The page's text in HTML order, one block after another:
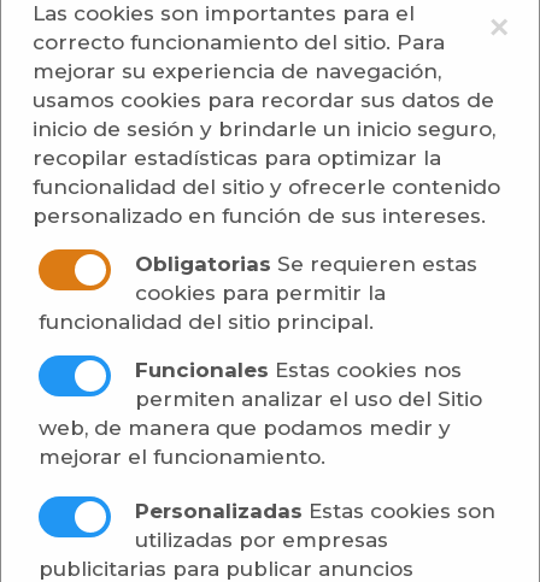
×
Las cookies son importantes para el
correcto funcionamiento del sitio. Para
mejorar su experiencia de navegación,
usamos cookies para recordar sus datos de
inicio de sesión y brindarle un inicio seguro,
recopilar estadísticas para optimizar la
funcionalidad del sitio y ofrecerle contenido
personalizado en función de sus intereses.
Obligatorias Se requieren estas
cookies para permitir la
funcionalidad del sitio principal.
Funcionales Estas cookies nos
permiten analizar el uso del Sitio
web, de manera que podamos medir y
mejorar el funcionamiento.
Personalizadas Estas cookies son
utilizadas por empresas
publicitarias para publicar anuncios
Escuchar
Ayuntamiento de
Padules
Secretaría
Subvenciones y Ayudas - Asociaciones -
SUBVENCIÓN DIPUTACIÓN PLAN SAVIA 2024-
2027
Publicado: 07/05/2025
[más información]
Adjunto
PUBLICIDAD PLAN
SAVIA.pdf
167 KB